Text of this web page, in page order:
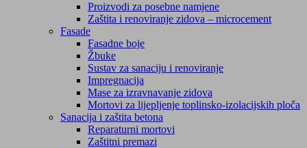
Proizvodi za posebne namjene
Zaštita i renoviranje zidova – microcement
Fasade
Fasadne boje
Žbuke
Sustav za sanaciju i renoviranje
Impregnacija
Mase za izravnavanje zidova
Mortovi za lijepljenje toplinsko-izolacijskih ploča
Sanacija i zaštita betona
Reparaturni mortovi
Zaštitni premazi